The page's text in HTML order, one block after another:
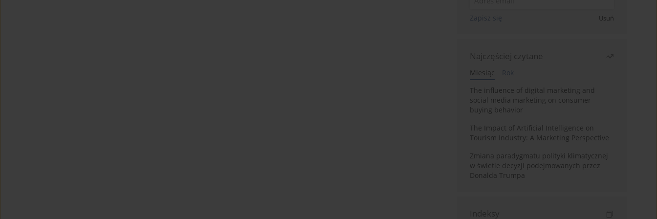
Zapisz się Usuń
Najczęściej czytane
Miesiąc
Rok
The influence of digital marketing and
social media marketing on consumer
buying behavior
The Impact of Artificial Intelligence on
Tourism Industry: A Marketing Perspective
Zmiana paradygmatu polityki klimatycznej
w świetle decyzji podejmowanych przez
Donalda Trumpa
Indeksy